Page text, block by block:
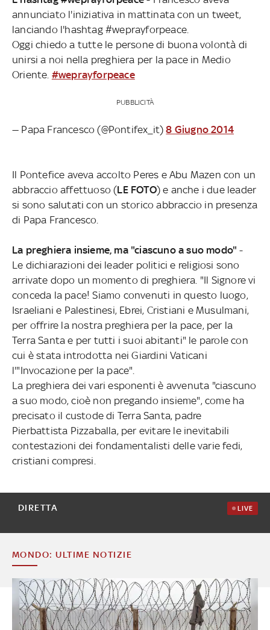
annunciato l'iniziativa in mattinata con un tweet,
lanciando l'hashtag #weprayforpeace.
Oggi chiedo a tutte le persone di buona volontà di
unirsi a noi nella preghiera per la pace in Medio
Oriente. #weprayforpeace
PUBBLICITÀ
— Papa Francesco (@Pontifex_it)8 Giugno 2014
Il Pontefice aveva accolto Peres e Abu Mazen con un
abbraccio affettuoso (LE FOTO) e anche i due leader
si sono salutati con un storico abbraccio in presenza
di Papa Francesco.
La preghiera insieme, ma "ciascuno a suo modo" -
Le dichiarazioni dei leader politici e religiosi sono
arrivate dopo un momento di preghiera. "Il Signore vi
conceda la pace! Siamo convenuti in questo luogo,
Israeliani e Palestinesi, Ebrei, Cristiani e Musulmani,
per offrire la nostra preghiera per la pace, per la
Terra Santa e per tutti i suoi abitanti" le parole con
cui è stata introdotta nei Giardini Vaticani
l'"Invocazione per la pace".
La preghiera dei vari esponenti è avvenuta "ciascuno
a suo modo, cioè non pregando insieme", come ha
precisato il custode di Terra Santa, padre
Pierbattista Pizzaballa, per evitare le inevitabili
contestazioni dei fondamentalisti delle varie fedi,
cristiani compresi.
DIRETTA LIVE
MONDO: ULTIME NOTIZIE